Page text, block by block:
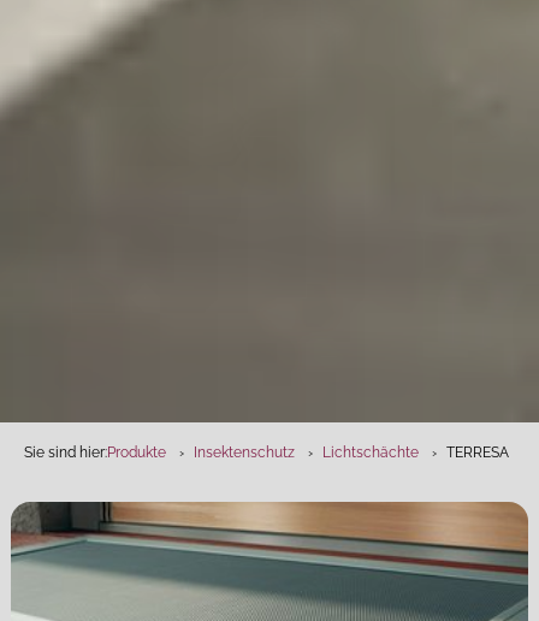
Sie sind hier:Produkte Insektenschutz Lichtschächte TERRESA